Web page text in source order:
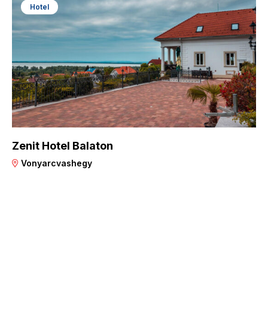
Hotel
Zenit Hotel Balaton
Vonyarcvashegy